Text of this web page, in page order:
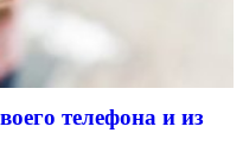
телефона и из